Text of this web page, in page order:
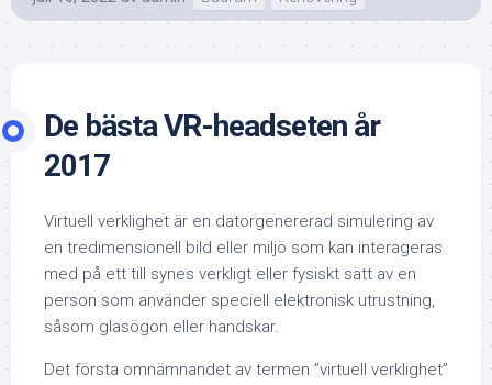
De bästa VR-headseten år
2017
Virtuell verklighet är en datorgenererad simulering av
en tredimensionell bild eller miljö som kan interageras
med på ett till synes verkligt eller fysiskt sätt av en
person som använder speciell elektronisk utrustning,
såsom glasögon eller handskar.
Det första omnämnandet av termen ”virtuell verklighet”